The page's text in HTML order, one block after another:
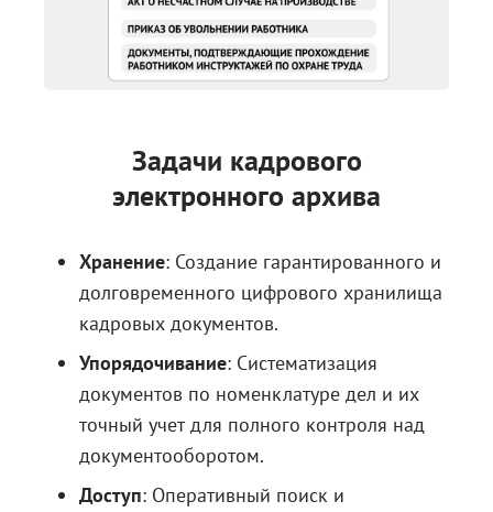
Задачи кадрового
электронного архива
Хранение: Создание гарантированного и
долговременного цифрового хранилища
кадровых документов.
Упорядочивание: Систематизация
документов по номенклатуре дел и их
точный учет для полного контроля над
документооборотом.
Доступ: Оперативный поиск и